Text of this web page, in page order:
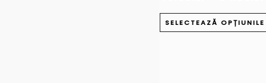
SELECTEAZĂ OPȚIUNILE